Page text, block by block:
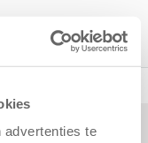
advertenties te
Call